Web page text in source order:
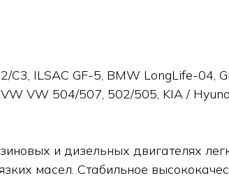
C3, ILSAC GF-5, BMW LongLife-
VW 504/507, 502/505, KIA /
и дизельных двигателях
масел. Стабильное